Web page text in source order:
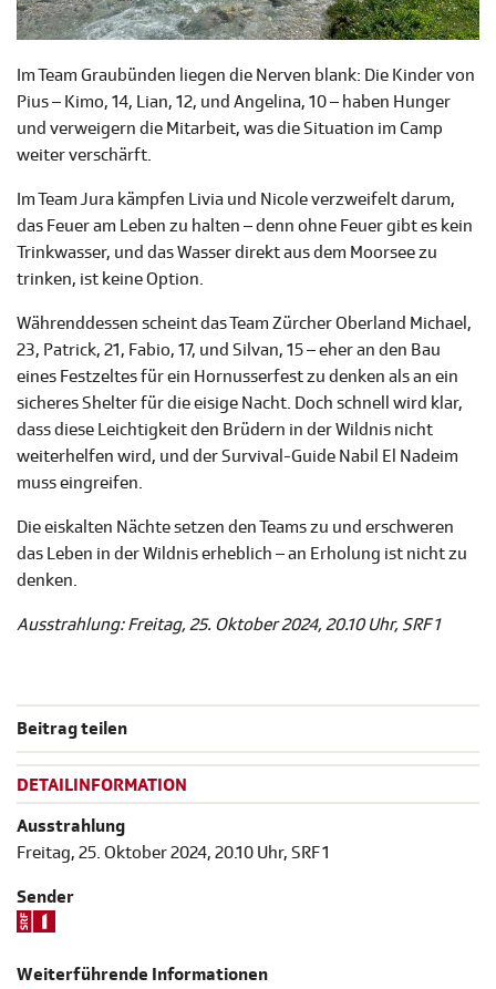
Im Team Graubünden liegen die Nerven blank: Die Kinder von
Pius – Kimo, 14, Lian, 12, und Angelina, 10 – haben Hunger
und verweigern die Mitarbeit, was die Situation im Camp
weiter verschärft.
Im Team Jura kämpfen Livia und Nicole verzweifelt darum,
das Feuer am Leben zu halten – denn ohne Feuer gibt es kein
Trinkwasser, und das Wasser direkt aus dem Moorsee zu
trinken, ist keine Option.
Währenddessen scheint das Team Zürcher Oberland Michael,
23, Patrick, 21, Fabio, 17, und Silvan, 15 – eher an den Bau
eines Festzeltes für ein Hornusserfest zu denken als an ein
sicheres Shelter für die eisige Nacht. Doch schnell wird klar,
dass diese Leichtigkeit den Brüdern in der Wildnis nicht
weiterhelfen wird, und der Survival-Guide Nabil El Nadeim
muss eingreifen.
Die eiskalten Nächte setzen den Teams zu und erschweren
das Leben in der Wildnis erheblich – an Erholung ist nicht zu
denken.
Ausstrahlung: Freitag, 25. Oktober 2024, 20.10 Uhr, SRF 1
Beitrag teilen
DETAILINFORMATION
Ausstrahlung
Freitag, 25. Oktober 2024, 20.10 Uhr, SRF 1
Sender
Weiterführende Informationen